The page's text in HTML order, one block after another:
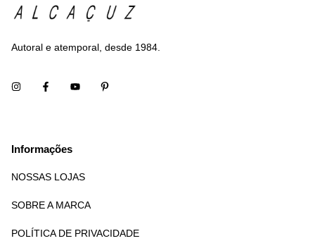
Autoral e atemporal, desde 1984.
Informações
NOSSAS LOJAS
SOBRE A MARCA
POLÍTICA DE PRIVACIDADE